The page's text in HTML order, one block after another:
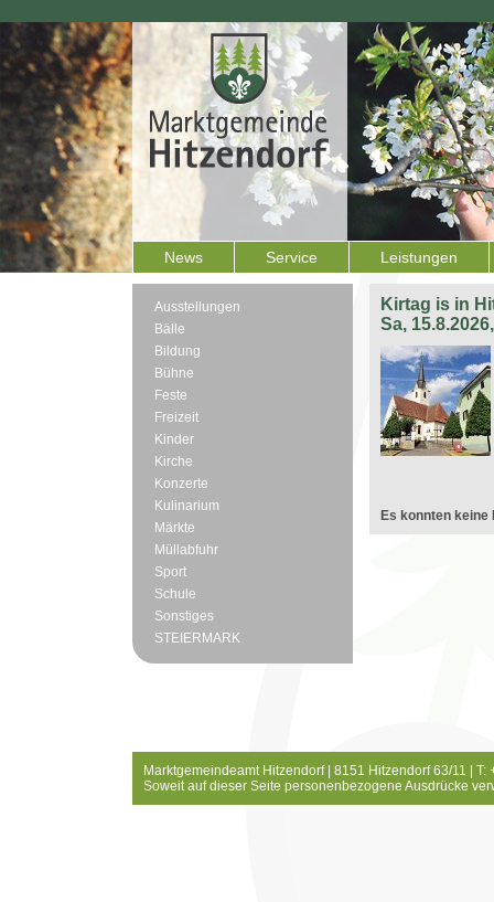
News Service Leistungen
Ausstellungen
Bälle
Bildung
Bühne
Feste
Freizeit
Kinder
Kirche
Konzerte
Kulinarium
Märkte
Müllabfuhr
Sport
Schule
Sonstiges
STEIERMARK
Kirtag is in
Sa,
Es konnten keine
Marktgemeindeamt Hitzendorf | 8151 Hitzendorf 63/11 |
Soweit auf dieser Seite personenbezogene Ausdrücke